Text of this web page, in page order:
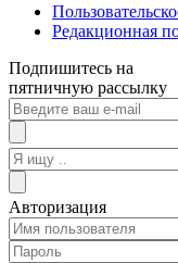
Редакционная
Подпишитесь на
пятничную рассылку
Авторизация